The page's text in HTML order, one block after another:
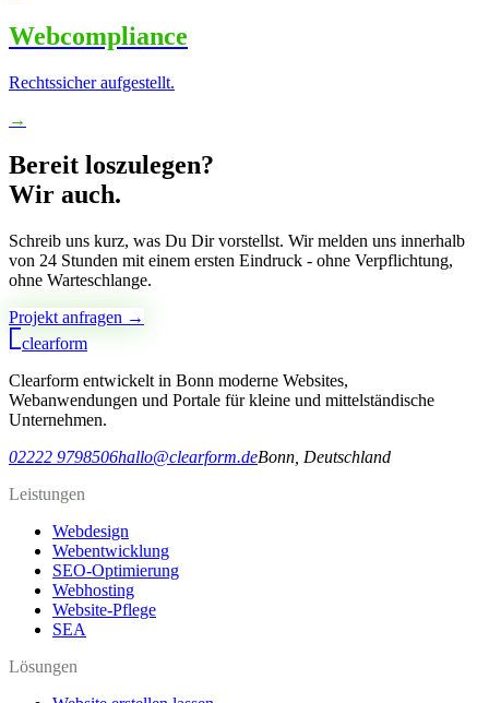
Webcompliance
Rechtssicher aufgestellt.
→
Bereit loszulegen?
Wir auch.
Schreib uns kurz, was Du Dir vorstellst. Wir melden uns innerhalb
von 24 Stunden mit einem ersten Eindruck - ohne Verpflichtung,
ohne Warteschlange.
Projekt anfragen →
clearform
Clearform entwickelt in Bonn moderne Websites,
Webanwendungen und Portale für kleine und mittelständische
Unternehmen.
02222 9798506hallo@clearform.deBonn, Deutschland
Leistungen
Webdesign
Webentwicklung
SEO-Optimierung
Webhosting
Website-Pflege
SEA
Lösungen